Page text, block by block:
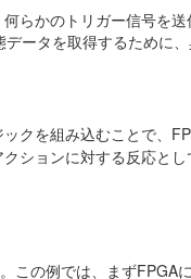
らかのトリガー信号を
ータを取得するために
クを組み込むことで、
ションに対する反応と
この例では、まずFPGA